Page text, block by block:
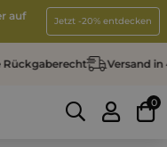
auf
Jetzt -20% entdecken
Versand in
0